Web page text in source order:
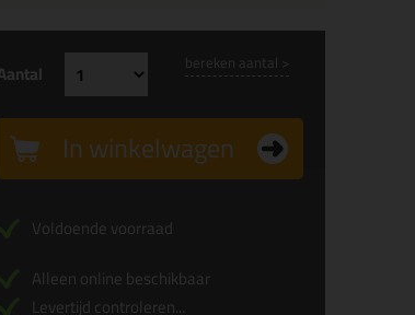
bereken aantal >
In winkelwagen
Voldoende voorraad
Alleen online beschikbaar
Levertijd controleren...